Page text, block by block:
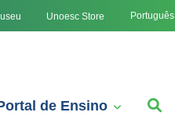
Unoesc Store Português
de Ensino